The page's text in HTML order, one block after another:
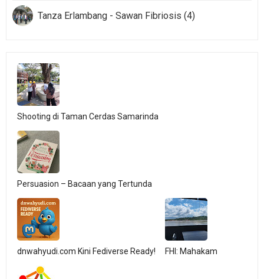
Tanza Erlambang - Sawan Fibriosis (4)
Shooting di Taman Cerdas Samarinda
Persuasion – Bacaan yang Tertunda
dnwahyudi.com Kini Fediverse Ready! FHI: Mahakam